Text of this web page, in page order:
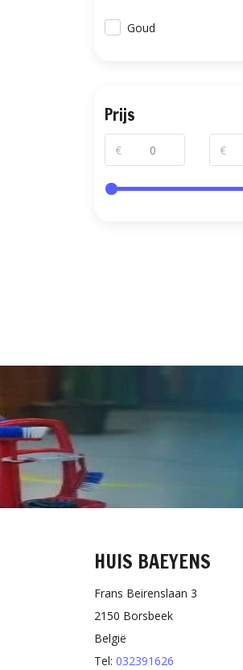
Goud
Prijs
€ €
HUIS BAEYENS
Frans Beirenslaan 3
2150 Borsbeek
België
Tel: 032391626